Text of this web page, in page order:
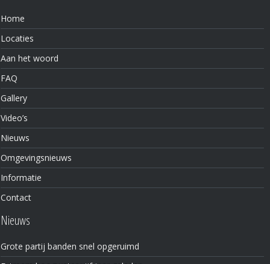
Home
Locaties
Aan het woord
FAQ
Gallery
Video’s
Nieuws
Omgevingsnieuws
Informatie
Contact
Nieuws
Grote partij banden snel opgeruimd